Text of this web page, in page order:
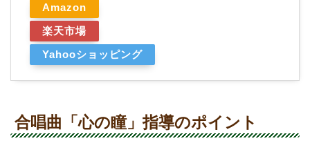
Amazon
楽天市場
Yahooショッピング
合唱曲「心の瞳」指導のポイント